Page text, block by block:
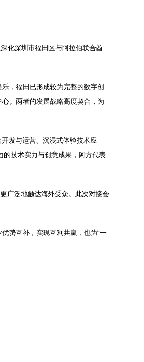
化深圳市福田区与阿拉伯联合酋
，福田已形成较为完整的数字创
。两者的发展战略高度契合，为
发与运营、沉浸式体验技术应
的技术实力与创意成果，阿方代表
广泛地触达海外受众。此次对接会
势互补，实现互利共赢，也为“一